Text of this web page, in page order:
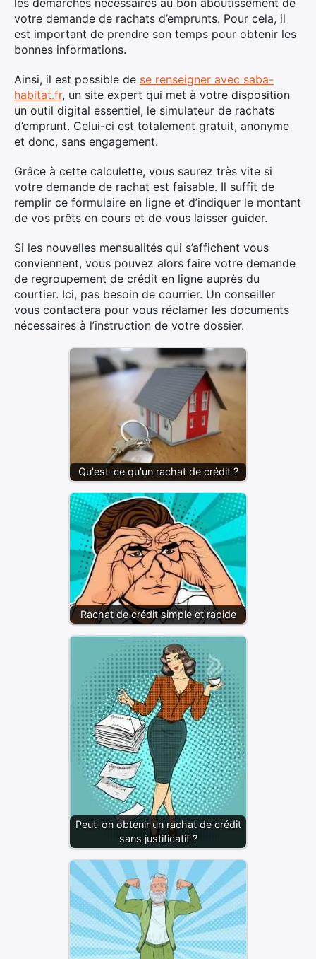
les démarches nécessaires au bon aboutissement de
votre demande de rachats d’emprunts. Pour cela, il
est important de prendre son temps pour obtenir les
bonnes informations.
Ainsi, il est possible de se renseigner avec saba-
habitat.fr, un site expert qui met à votre disposition
un outil digital essentiel, le simulateur de rachats
d’emprunt. Celui-ci est totalement gratuit, anonyme
et donc, sans engagement.
Grâce à cette calculette, vous saurez très vite si
votre demande de rachat est faisable. Il suffit de
remplir ce formulaire en ligne et d’indiquer le montant
de vos prêts en cours et de vous laisser guider.
Si les nouvelles mensualités qui s’affichent vous
conviennent, vous pouvez alors faire votre demande
de regroupement de crédit en ligne auprès du
courtier. Ici, pas besoin de courrier. Un conseiller
vous contactera pour vous réclamer les documents
nécessaires à l’instruction de votre dossier.
Qu'est-ce qu'un rachat de crédit ?
Rachat de crédit simple et rapide
Peut-on obtenir un rachat de crédit
sans justificatif ?